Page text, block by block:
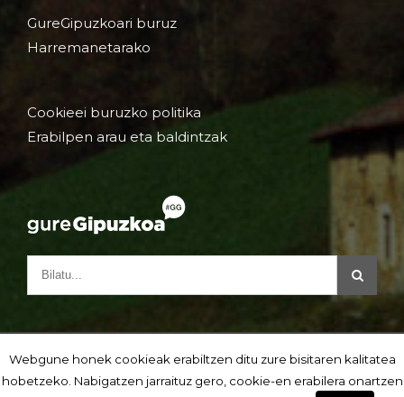
GureGipuzkoari buruz
Harremanetarako
Cookieei buruzko politika
Erabilpen arau eta baldintzak
Webgune honek cookieak erabiltzen ditu zure bisitaren kalitatea
hobetzeko. Nabigatzen jarraituz gero, cookie-en erabilera onartzen